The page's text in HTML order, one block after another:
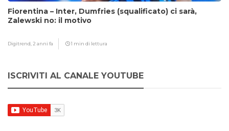
Fiorentina – Inter, Dumfries (squalificato) ci sarà,
Zalewski no: il motivo
Digitrend, 2 anni fa 1 min di lettura
ISCRIVITI AL CANALE YOUTUBE